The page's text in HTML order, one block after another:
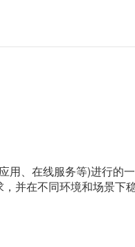
、在线服务等)进行的
并在不同环境和场景下